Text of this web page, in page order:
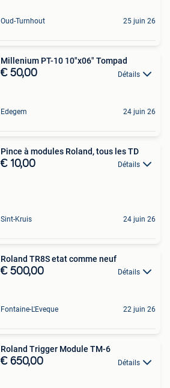
Oud-Turnhout 25 juin 26
Millenium PT-10 10"x06" Tompad
€ 50,00 Détails
Edegem 24 juin 26
Pince à modules Roland, tous les TD
€ 10,00 Détails
Sint-Kruis 24 juin 26
Roland TR8S etat comme neuf
€ 500,00 Détails
Fontaine-L'Eveque 22 juin 26
Roland Trigger Module TM-6
€ 650,00 Détails